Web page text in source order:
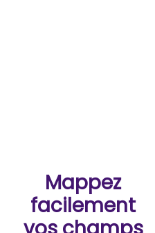
Mappez
facilement